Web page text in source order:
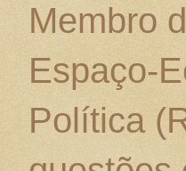
Membro
Espaço-
Política